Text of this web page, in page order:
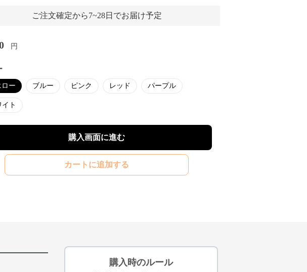
ご注文確定から7~28日でお届け予定
円
ロー ブルー ピンク レッド パープル
ト
購入画面に進む
カートに追加する
購入時のルール